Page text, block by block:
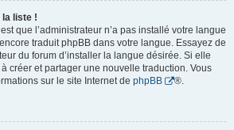
la liste !
que l’administrateur n’a pas installé votre langue
traduit phpBB dans votre langue. Essayez de
du forum d’installer la langue désirée. Si elle
à créer et partager une nouvelle traduction. Vous
sur le site Internet de phpBB ®.